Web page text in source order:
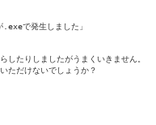
で発生しました」
したりしましたがうまくいきません。
ただけないでしょうか？